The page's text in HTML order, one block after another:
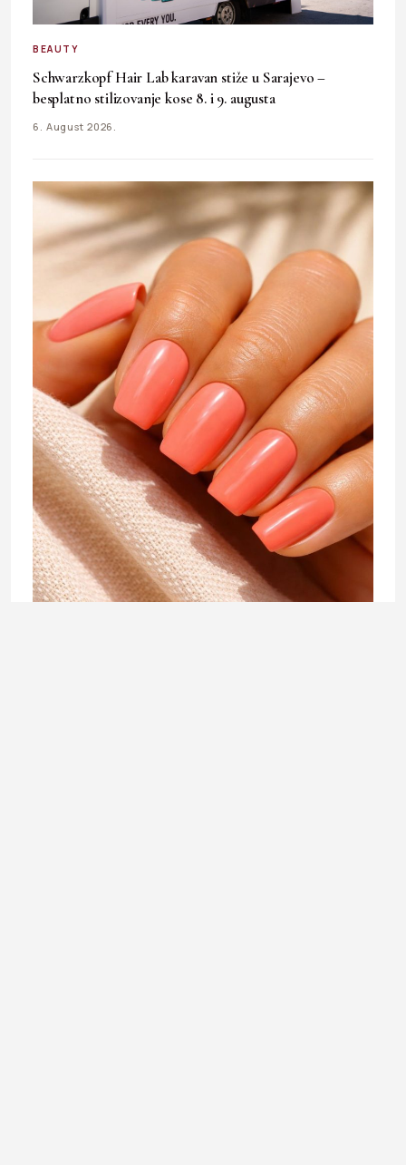
BEAUTY
Schwarzkopf Hair Lab karavan stiže u Sarajevo –
besplatno stilizovanje kose 8. i 9. augusta
6. August 2026.